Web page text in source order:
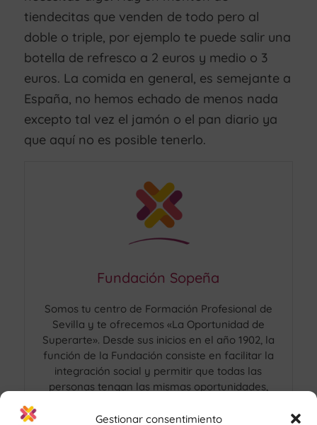
Gestionar consentimiento
tiendecitas que venden de todo pero al
doble o triple, por ejemplo te puede salir una
botella de refresco a 2 euros y medio o 3
euros. La comida en general, es semejante a
España, no hemos echado de menos nada
excepto tal vez el jamón o el pan diario ya
que aquí no es posible tenerlo.
Fundación Sopeña
Somos tu centro de Formación Profesional de
Sevilla y te ofrecemos «La Oportunidad de
Superarte». Desde sus inicios en el año 1902, la
función de la Fundación consiste en facilitar la
integración social y permitir que todas las
personas tengan las mismas oportunidades,